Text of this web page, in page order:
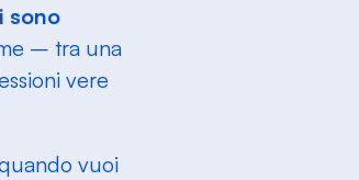
sono
– tra una
vere
vuoi